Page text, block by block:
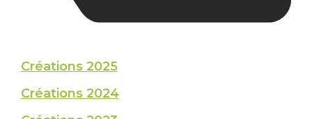
Créations 2025
Créations 2024